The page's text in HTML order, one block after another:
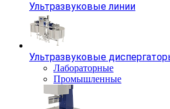
Ультразвуковые линии
Ультразвуковые
Лабораторные
Промышленные